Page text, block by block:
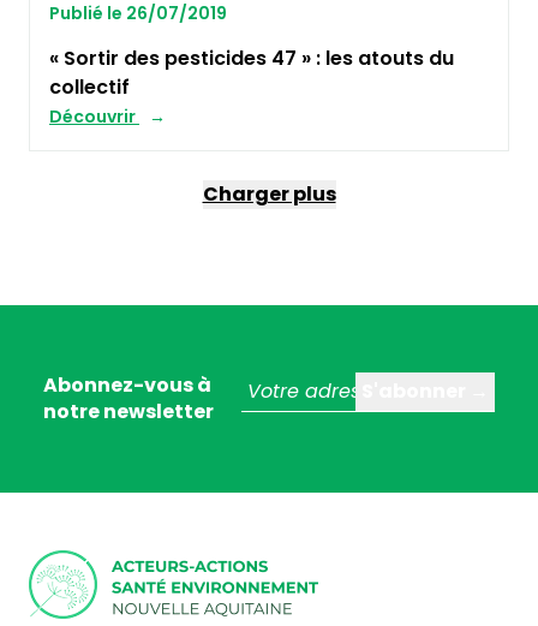
Publié le 26/07/2019
« Sortir des pesticides 47 » : les atouts du
collectif
Découvrir
Charger plus
Abonnez-vous à
notre newsletter